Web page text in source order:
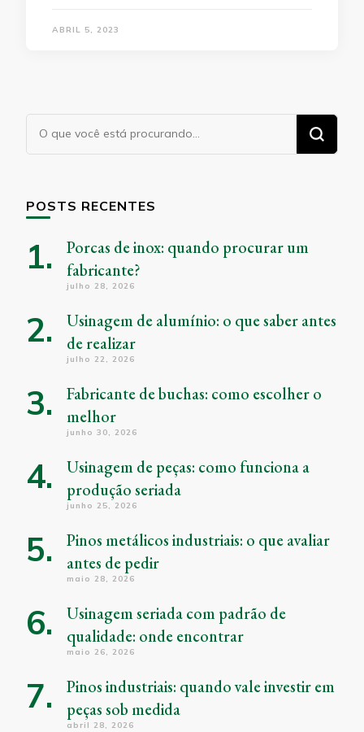
ABRIL 5, 2023
Procurando
algo?
POSTS RECENTES
Porcas de inox: quando procurar um
fabricante?
julho 28, 2026
Usinagem de alumínio: o que saber antes
de realizar
julho 22, 2026
Fabricante de buchas: como escolher o
melhor
junho 30, 2026
Usinagem de peças: como funciona a
produção seriada
junho 25, 2026
Pinos metálicos industriais: o que avaliar
antes de pedir
maio 28, 2026
Usinagem seriada com padrão de
qualidade: onde encontrar
maio 26, 2026
Pinos industriais: quando vale investir em
peças sob medida
abril 28, 2026